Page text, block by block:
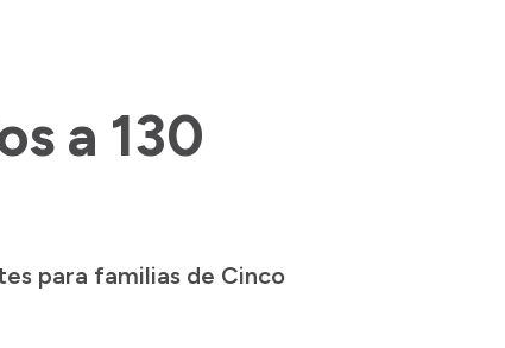
a 130
para familias de Cinco